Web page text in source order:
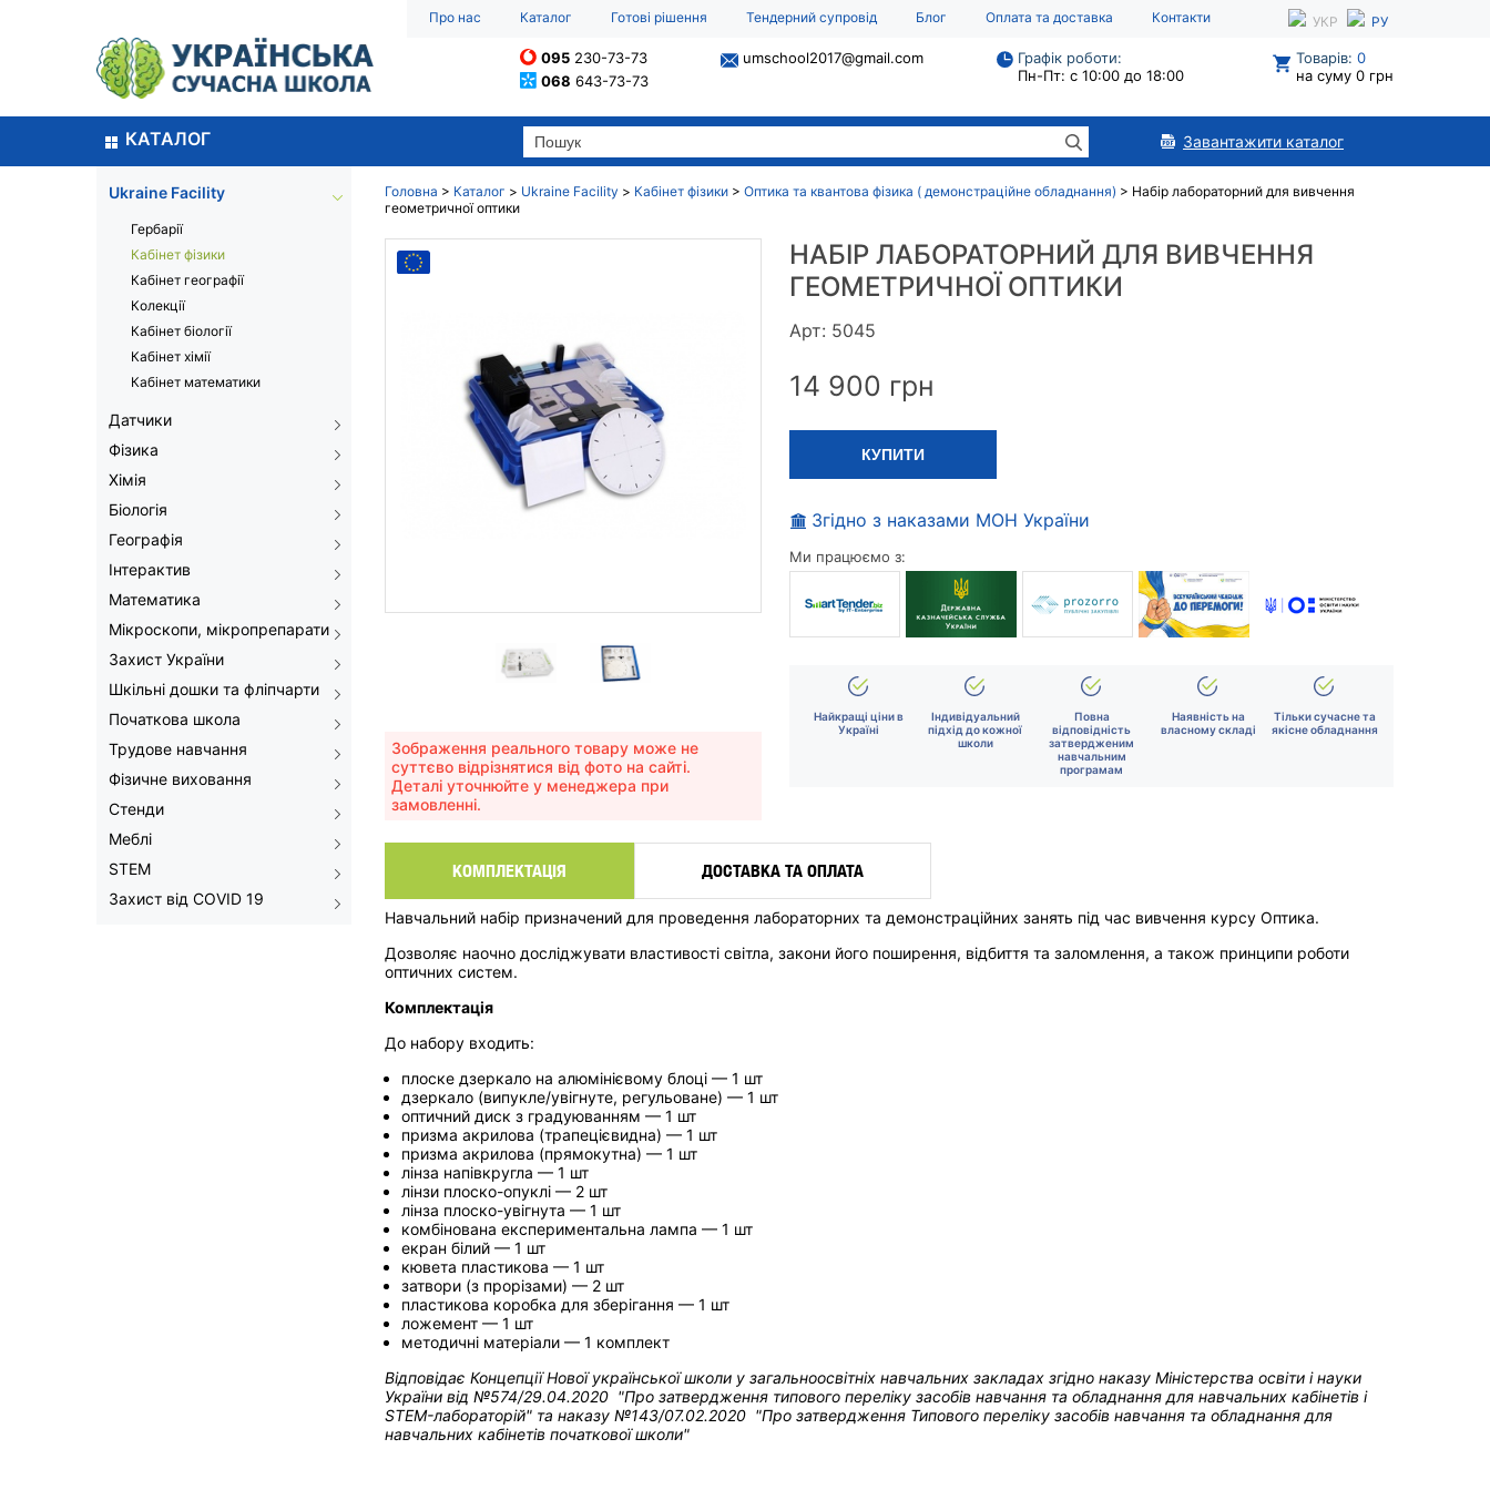
Про нас Каталог Готові рішення Тендерний супровід Блог Оплата та доставка Контакти УКР РУ
095 230-73-73
068 643-73-73
umschool2017@gmail.com
Графік роботи:
Пн-Пт: с 10:00 до 18:00
Товарів: 0
на суму 0 грн
КАТАЛОГ Завантажити каталог
Ukraine Facility
Гербарії
Кабінет фізики
Кабінет географії
Колекції
Кабінет біології
Кабінет хімії
Кабінет математики
Датчики
Фізика
Хімія
Біологія
Географія
Інтерактив
Математика
Мікроскопи, мікропрепарати
Захист України
Шкільні дошки та фліпчарти
Початкова школа
Трудове навчання
Фізичне виховання
Стенди
Меблі
STEM
Захист від COVID 19
Головна > Каталог > Ukraine Facility > Кабінет фізики > Оптика та квантова фізика ( демонстраційне обладнання) > Набір лабораторний для вивчення
геометричної оптики
Зображення реального товару може не
суттєво відрізнятися від фото на сайті.
Деталі уточнюйте у менеджера при
замовленні.
НАБІР ЛАБОРАТОРНИЙ ДЛЯ ВИВЧЕННЯ
ГЕОМЕТРИЧНОЇ ОПТИКИ
Арт: 5045
14 900 грн
КУПИТИ
Згідно з наказами МОН України
Ми працюємо з:
Найкращі ціни в
Україні
Індивідуальний
підхід до кожної
школи
Повна
відповідність
затвердженим
навчальним
програмам
Наявність на
власному складі
Тільки сучасне та
якісне обладнання
КОМПЛЕКТАЦІЯ ДОСТАВКА ТА ОПЛАТА
Навчальний набір призначений для проведення лабораторних та демонстраційних занять під час вивчення курсу Оптика.
Дозволяє наочно досліджувати властивості світла, закони його поширення, відбиття та заломлення, а також принципи роботи
оптичних систем.
Комплектація
До набору входить:
плоске дзеркало на алюмінієвому блоці — 1 шт
дзеркало (випукле/увігнуте, регульоване) — 1 шт
оптичний диск з градуюванням — 1 шт
призма акрилова (трапецієвидна) — 1 шт
призма акрилова (прямокутна) — 1 шт
лінза напівкругла — 1 шт
лінзи плоско-опуклі — 2 шт
лінза плоско-увігнута — 1 шт
комбінована експериментальна лампа — 1 шт
екран білий — 1 шт
кювета пластикова — 1 шт
затвори (з прорізами) — 2 шт
пластикова коробка для зберігання — 1 шт
ложемент — 1 шт
методичні матеріали — 1 комплект
Відповідає Концепції Нової української школи у загальноосвітніх навчальних закладах згідно наказу Міністерства освіти і науки
України від №574/29.04.2020 "Про затвердження типового переліку засобів навчання та обладнання для навчальних кабінетів і
STEM-лабораторій" та наказу №143/07.02.2020 "Про затвердження Типового переліку засобів навчання та обладнання для
навчальних кабінетів початкової школи"